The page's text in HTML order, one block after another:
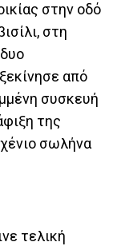
στην οδό
στη
από
συσκευή
της
σωλήνα
τελική